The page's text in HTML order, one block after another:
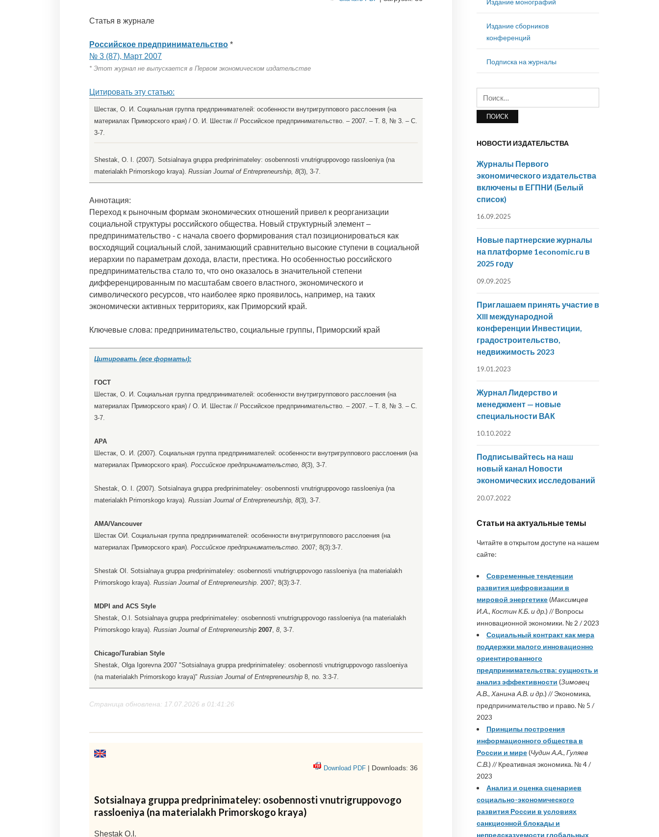
Статья в журнале
Российское предпринимательство *
№ 3 (87), Март 2007
* Этот журнал не выпускается в Первом экономическом издательстве
Цитировать эту статью:
Шестак, О. И. Социальная группа предпринимателей: особенности внутригруппового расслоения (на
материалах Приморского края) / О. И. Шестак // Российское предпринимательство. – 2007. – Т. 8, № 3. – С.
3-7.
Shestak, O. I. (2007). Sotsialnaya gruppa predprinimateley: osobennosti vnutrigruppovogo rassloeniya (na
materialakh Primorskogo kraya). Russian Journal of Entrepreneurship, 8(3), 3-7.
Аннотация:
Переход к рыночным формам экономических отношений привел к реорганизации
социальной структуры российского общества. Новый структурный элемент –
предпринимательство - с начала своего формирования стал позиционироваться как
восходящий социальный слой, занимающий сравнительно высокие ступени в социальной
иерархии по параметрам дохода, власти, престижа. Но особенностью российского
предпринимательства стало то, что оно оказалось в значительной степени
дифференцированным по масштабам своего властного, экономического и
символического ресурсов, что наиболее ярко проявилось, например, на таких
экономически активных территориях, как Приморский край.
Ключевые слова: предпринимательство, социальные группы, Приморский край
Цитировать (все форматы):
ГОСТ
Шестак, О. И. Социальная группа предпринимателей: особенности внутригруппового расслоения (на
материалах Приморского края) / О. И. Шестак // Российское предпринимательство. – 2007. – Т. 8, № 3. – С.
3-7.
APA
Шестак, О. И. (2007). Социальная группа предпринимателей: особенности внутригруппового расслоения (на
материалах Приморского края). Российское предпринимательство, 8(3), 3-7.
Shestak, O. I. (2007). Sotsialnaya gruppa predprinimateley: osobennosti vnutrigruppovogo rassloeniya (na
materialakh Primorskogo kraya). Russian Journal of Entrepreneurship, 8(3), 3-7.
AMA/Vancouver
Шестак ОИ. Социальная группа предпринимателей: особенности внутригруппового расслоения (на
материалах Приморского края). Российское предпринимательство. 2007; 8(3):3-7.
Shestak OI. Sotsialnaya gruppa predprinimateley: osobennosti vnutrigruppovogo rassloeniya (na materialakh
Primorskogo kraya). Russian Journal of Entrepreneurship. 2007; 8(3):3-7.
MDPI and ACS Style
Shestak, O.I. Sotsialnaya gruppa predprinimateley: osobennosti vnutrigruppovogo rassloeniya (na materialakh
Primorskogo kraya). Russian Journal of Entrepreneurship 2007, 8, 3-7.
Chicago/Turabian Style
Shestak, Olga Igorevna 2007 "Sotsialnaya gruppa predprinimateley: osobennosti vnutrigruppovogo rassloeniya
(na materialakh Primorskogo kraya)" Russian Journal of Entrepreneurship 8, no. 3:3-7.
Страница обновлена: 17.07.2026 в 01:41:26
Download PDF | Downloads: 36
Sotsialnaya gruppa predprinimateley: osobennosti vnutrigruppovogo
rassloeniya (na materialakh Primorskogo kraya)
Shestak O.I.
Издание сборников
конференций
Подписка на журналы
НОВОСТИ ИЗДАТЕЛЬСТВА
Журналы Первого
экономического издательства
включены в ЕГПНИ (Белый
список)
16.09.2025
Новые партнерские журналы
на платформе 1economic.ru в
2025 году
09.09.2025
Приглашаем принять участие в
XIII международной
конференции Инвестиции,
градостроительство,
недвижимость 2023
19.01.2023
Журнал Лидерство и
менеджмент — новые
специальности ВАК
10.10.2022
Подписывайтесь на наш
новый канал Новости
экономических исследований
20.07.2022
Статьи на актуальные темы
Читайте в открытом доступе на нашем
сайте:
Современные тенденции
развития цифровизации в
мировой энергетике(Максимцев
И.А., Костин К.Б. и др.) // Вопросы
инновационной экономики. № 2 / 2023
Социальный контракт как мера
поддержки малого инновационно
ориентированного
предпринимательства: сущность и
анализ эффективности (Зимовец
А.В., Ханина А.В. и др.) // Экономика,
предпринимательство и право. № 5 /
2023
Принципы построения
информационного общества в
России и мире(Чудин А.А., Гуляев
С.В.) // Креативная экономика. № 4 /
2023
Анализ и оценка сценариев
социально-экономического
развития России в условиях
санкционной блокады и
непредсказуемости глобальных